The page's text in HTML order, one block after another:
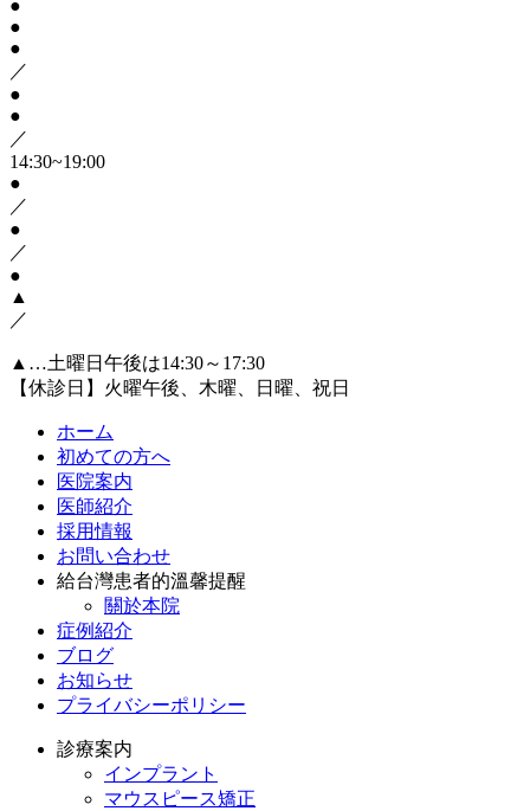
●
●
●
／
●
●
／
14:30~19:00
●
／
●
／
●
▲
／
▲…土曜日午後は14:30～17:30
【休診日】火曜午後、木曜、日曜、祝日
ホーム
初めての方へ
医院案内
医師紹介
採用情報
お問い合わせ
給台灣患者的溫馨提醒
關於本院
症例紹介
ブログ
お知らせ
プライバシーポリシー
診療案内
インプラント
マウスピース矯正